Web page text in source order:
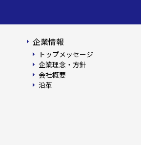
企業情報
トップメッセージ
企業理念・方針
会社概要
沿革